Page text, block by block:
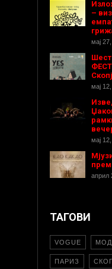
–
мај
мај
мај
април
ТАГОВИ
VOGUE
ПАРИЗ